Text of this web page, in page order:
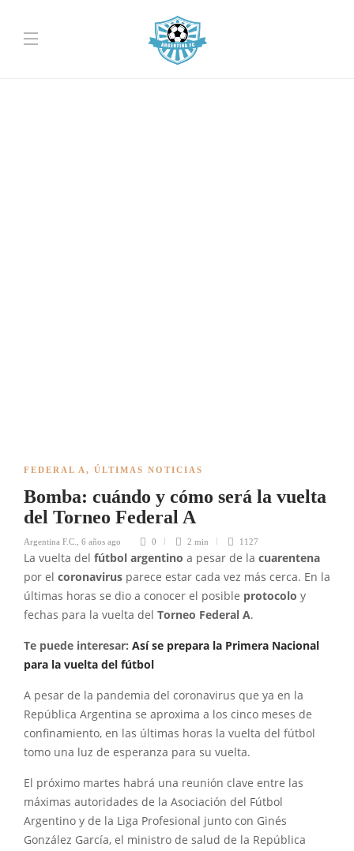
FEDERAL A , ÚLTIMAS NOTICIAS
Bomba: cuándo y cómo será la vuelta
del Torneo Federal A
Argentina F.C. 6 años ago 0 2 min 1127
La vuelta del fútbol argentino a pesar de la cuarentena
por el coronavirus parece estar cada vez más cerca. En la
últimas horas se dio a conocer el posible protocolo y
fechas para la vuelta del Torneo Federal A.
Te puede interesar: Así se prepara la Primera Nacional
para la vuelta del fútbol
A pesar de la pandemia del coronavirus que ya en la
República Argentina se aproxima a los cinco meses de
confinamiento, en las últimas horas la vuelta del fútbol
tomo una luz de esperanza para su vuelta.
El próximo martes habrá una reunión clave entre las
máximas autoridades de la Asociación del Fútbol
Argentino y de la Liga Profesional junto con Ginés
González García, el ministro de salud de la República